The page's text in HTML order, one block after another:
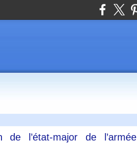
de l’état-major de l’armée